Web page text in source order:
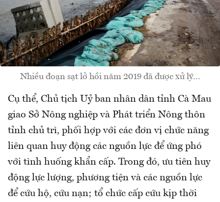
Nhiều đoạn sạt lở hồi năm 2019 đã được xử lý...
Cụ thể, Chủ tịch Uỷ ban nhân dân tỉnh Cà Mau
giao Sở Nông nghiệp và Phát triển Nông thôn
tỉnh chủ trì, phối hợp với các đơn vị chức năng
liên quan huy động các nguồn lực để ứng phó
với tình huống khẩn cấp. Trong đó, ưu tiên huy
động lực lượng, phương tiện và các nguồn lực
để cứu hộ, cứu nạn; tổ chức cấp cứu kịp thời